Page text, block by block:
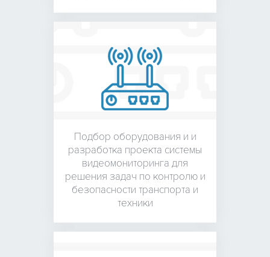
Подбор оборудования и и
разработка проекта системы
видеомониторинга для
решения задач по контролю и
безопасности транспорта и
техники